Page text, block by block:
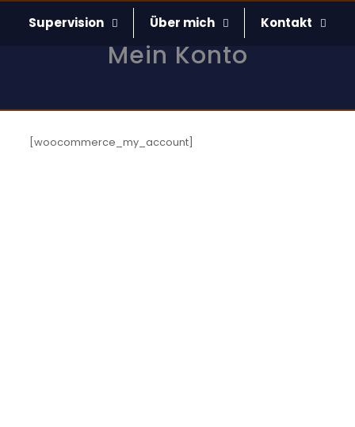
Supervision Über mich Kontakt
Mein Konto
[woocommerce_my_account]